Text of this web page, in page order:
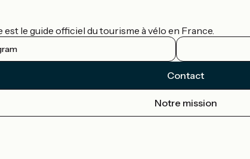
le guide officiel du tourisme à vélo en France.
Contact
Notre mission